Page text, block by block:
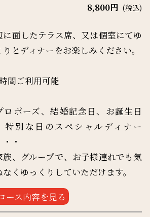
くとご案内がスムーズになります。
ース内容 （全6品）】
ン
スタ
ルチェ盛り合せ
ーヒー 又は 紅茶
ィナーでは名前入り誕生日、アニバ
ープレートサービスしています。
様連れのお客様は、コメント欄に注
8,800円 (税込)
に面したテラス席、又は個室にてゆ
りとディナーをお楽しみください。
間ご利用可能
ポーズ、結婚記念日、お誕生日
特別な日のスペシャルディナー
・
族、グループで、お子様連れでも気
くゆっくりしていただけます。
くはスタッフまでお問い合わせくだ
。